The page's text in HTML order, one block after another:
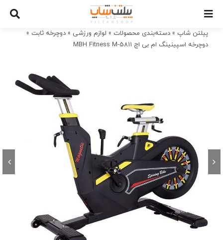
contentپیلتن شاپ » دسته‌بندی محصولات » لوازم ورزشی » دوچرخه ثابت »
دوچرخه اسپینینگ ام بی اچ MBH Fitness M-5811